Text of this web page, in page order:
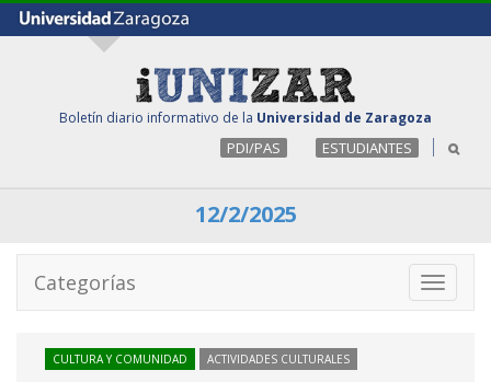
Boletín diario informativo de la Universidad de Zaragoza
PDI/PAS ESTUDIANTES
12/2/2025
Toggle
Categorías
CULTURA Y COMUNIDAD ACTIVIDADES CULTURALES